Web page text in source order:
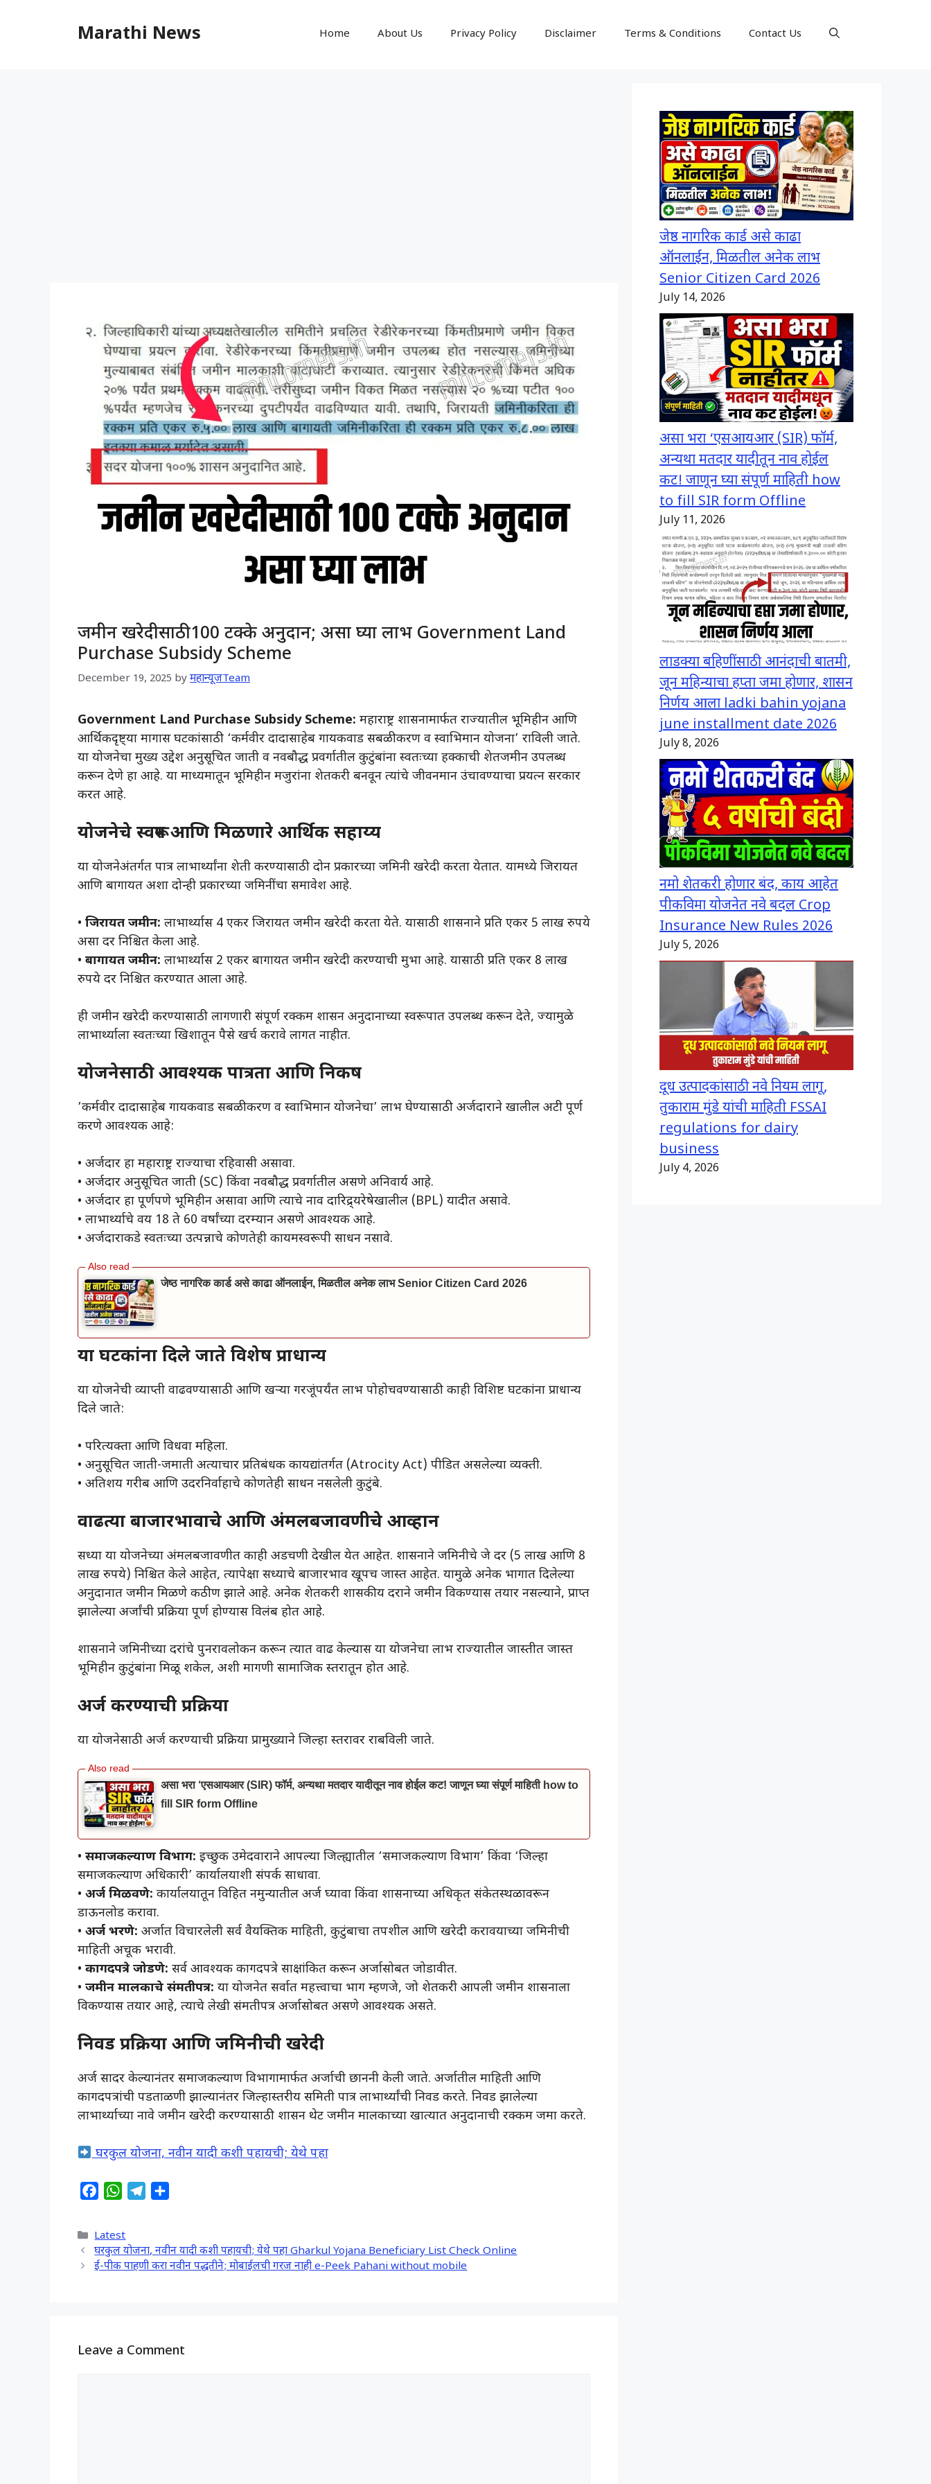
Marathi News Home About Us Privacy Policy Disclaimer Terms & Conditions Contact Us
जमीन खरेदीसाठी 100 टक्के अनुदान; असा घ्या लाभ Government Land
Purchase Subsidy Scheme
December 19, 2025 by महान्यूजTeam
Government Land Purchase Subsidy Scheme: महाराष्ट्र शासनामार्फत राज्यातील भूमिहीन आणि
आर्थिकदृष्ट्या मागास घटकांसाठी ‘कर्मवीर दादासाहेब गायकवाड सबळीकरण व स्वाभिमान योजना’ राविली जाते.
या योजनेचा मुख्य उद्देश अनुसूचित जाती व नवबौद्ध प्रवर्गातील कुटुंबांना स्वतःच्या हक्काची शेतजमीन उपलब्ध
करून देणे हा आहे. या माध्यमातून भूमिहीन मजुरांना शेतकरी बनवून त्यांचे जीवनमान उंचावण्याचा प्रयत्न सरकार
करत आहे.
योजनेचे स्वरूप आणि मिळणारे आर्थिक सहाय्य
​या योजनेअंतर्गत पात्र लाभार्थ्यांना शेती करण्यासाठी दोन प्रकारच्या जमिनी खरेदी करता येतात. यामध्ये जिरायत
आणि बागायत अशा दोन्ही प्रकारच्या जमिनींचा समावेश आहे.
• ​ जिरायत जमीन: लाभार्थ्यास 4 एकर जिरायत जमीन खरेदी करता येते. यासाठी शासनाने प्रति एकर 5 लाख रुपये
असा दर निश्चित केला आहे.
• ​ बागायत जमीन: लाभार्थ्यास 2 एकर बागायत जमीन खरेदी करण्याची मुभा आहे. यासाठी प्रति एकर 8 लाख
रुपये दर निश्चित करण्यात आला आहे.
ही जमीन खरेदी करण्यासाठी लागणारी संपूर्ण रक्कम शासन अनुदानाच्या स्वरूपात उपलब्ध करून देते, ज्यामुळे
लाभार्थ्याला स्वतःच्या खिशातून पैसे खर्च करावे लागत नाहीत.
योजनेसाठी आवश्यक पात्रता आणि निकष
​’कर्मवीर दादासाहेब गायकवाड सबळीकरण व स्वाभिमान योजनेचा’ लाभ घेण्यासाठी अर्जदाराने खालील अटी पूर्ण
करणे आवश्यक आहे:
• ​अर्जदार हा महाराष्ट्र राज्याचा रहिवासी असावा.
• ​अर्जदार अनुसूचित जाती (SC) किंवा नवबौद्ध प्रवर्गातील असणे अनिवार्य आहे.
• ​अर्जदार हा पूर्णपणे भूमिहीन असावा आणि त्याचे नाव दारिद्र्यरेषेखालील (BPL) यादीत असावे.
• ​लाभार्थ्याचे वय 18 ते 60 वर्षांच्या दरम्यान असणे आवश्यक आहे.
• ​अर्जदाराकडे स्वतःच्या उत्पन्नाचे कोणतेही कायमस्वरूपी साधन नसावे.
जेष्ठ नागरिक कार्ड असे काढा ऑनलाईन, मिळतील अनेक लाभ Senior Citizen Card 2026
या घटकांना दिले जाते विशेष प्राधान्य
​या योजनेची व्याप्ती वाढवण्यासाठी आणि खऱ्या गरजूंपर्यंत लाभ पोहोचवण्यासाठी काही विशिष्ट घटकांना प्राधान्य
दिले जाते:
• ​परित्यक्ता आणि विधवा महिला.
• ​अनुसूचित जाती-जमाती अत्याचार प्रतिबंधक कायद्यांतर्गत (Atrocity Act) पीडित असलेल्या व्यक्ती.
• ​अतिशय गरीब आणि उदरनिर्वाहाचे कोणतेही साधन नसलेली कुटुंबे.
वाढत्या बाजारभावाचे आणि अंमलबजावणीचे आव्हान
​सध्या या योजनेच्या अंमलबजावणीत काही अडचणी देखील येत आहेत. शासनाने जमिनीचे जे दर (5 लाख आणि 8
लाख रुपये) निश्चित केले आहेत, त्यापेक्षा सध्याचे बाजारभाव खूपच जास्त आहेत. यामुळे अनेक भागात दिलेल्या
अनुदानात जमीन मिळणे कठीण झाले आहे. अनेक शेतकरी शासकीय दराने जमीन विकण्यास तयार नसल्याने, प्राप्त
झालेल्या अर्जांची प्रक्रिया पूर्ण होण्यास विलंब होत आहे.
​शासनाने जमिनीच्या दरांचे पुनरावलोकन करून त्यात वाढ केल्यास या योजनेचा लाभ राज्यातील जास्तीत जास्त
भूमिहीन कुटुंबांना मिळू शकेल, अशी मागणी सामाजिक स्तरातून होत आहे.
अर्ज करण्याची प्रक्रिया
​या योजनेसाठी अर्ज करण्याची प्रक्रिया प्रामुख्याने जिल्हा स्तरावर राबविली जाते.
असा भरा ‘एसआयआर (SIR) फॉर्म, अन्यथा मतदार यादीतून नाव होईल कट! जाणून घ्या संपूर्ण माहिती how to
fill SIR form Offline
• ​ समाजकल्याण विभाग: इच्छुक उमेदवाराने आपल्या जिल्ह्यातील ‘समाजकल्याण विभाग’ किंवा ‘जिल्हा
समाजकल्याण अधिकारी’ कार्यालयाशी संपर्क साधावा.
• ​ अर्ज मिळवणे: कार्यालयातून विहित नमुन्यातील अर्ज घ्यावा किंवा शासनाच्या अधिकृत संकेतस्थळावरून
डाऊनलोड करावा.
• ​ अर्ज भरणे: अर्जात विचारलेली सर्व वैयक्तिक माहिती, कुटुंबाचा तपशील आणि खरेदी करावयाच्या जमिनीची
माहिती अचूक भरावी.
• ​ कागदपत्रे जोडणे: सर्व आवश्यक कागदपत्रे साक्षांकित करून अर्जासोबत जोडावीत.
• ​ जमीन मालकाचे संमतीपत्र: या योजनेत सर्वात महत्त्वाचा भाग म्हणजे, जो शेतकरी आपली जमीन शासनाला
विकण्यास तयार आहे, त्याचे लेखी संमतीपत्र अर्जासोबत असणे आवश्यक असते.
निवड प्रक्रिया आणि जमिनीची खरेदी
​अर्ज सादर केल्यानंतर समाजकल्याण विभागामार्फत अर्जाची छाननी केली जाते. अर्जातील माहिती आणि
कागदपत्रांची पडताळणी झाल्यानंतर जिल्हास्तरीय समिती पात्र लाभार्थ्यांची निवड करते. निवड झालेल्या
लाभार्थ्याच्या नावे जमीन खरेदी करण्यासाठी शासन थेट जमीन मालकाच्या खात्यात अनुदानाची रक्कम जमा करते.
घरकुल योजना, नवीन यादी कशी पहायची; येथे पहा
e
b
W
t
s
e
g
r
e
Categories
Latest
घरकुल योजना, नवीन यादी कशी पहायची; येथे पहा Gharkul Yojana Beneficiary List Check Online
ई-पीक पाहणी करा नवीन पद्धतीने; मोबाईलची गरज नाही e-Peek Pahani without mobile
Leave a Comment
जेष्ठ नागरिक कार्ड असे काढा
ऑनलाईन, मिळतील अनेक लाभ
Senior Citizen Card 2026
July 14, 2026
असा भरा ‘एसआयआर (SIR) फॉर्म,
अन्यथा मतदार यादीतून नाव होईल
कट! जाणून घ्या संपूर्ण माहिती how
to fill SIR form Offline
July 11, 2026
लाडक्या बहिणींसाठी आनंदाची बातमी,
जून महिन्याचा हप्ता जमा होणार, शासन
निर्णय आला ladki bahin yojana
june installment date 2026
July 8, 2026
नमो शेतकरी होणार बंद, काय आहेत
पीकविमा योजनेत नवे बदल Crop
Insurance New Rules 2026
July 5, 2026
दूध उत्पादकांसाठी नवे नियम लागू,
तुकाराम मुंडे यांची माहिती FSSAI
regulations for dairy
business
July 4, 2026